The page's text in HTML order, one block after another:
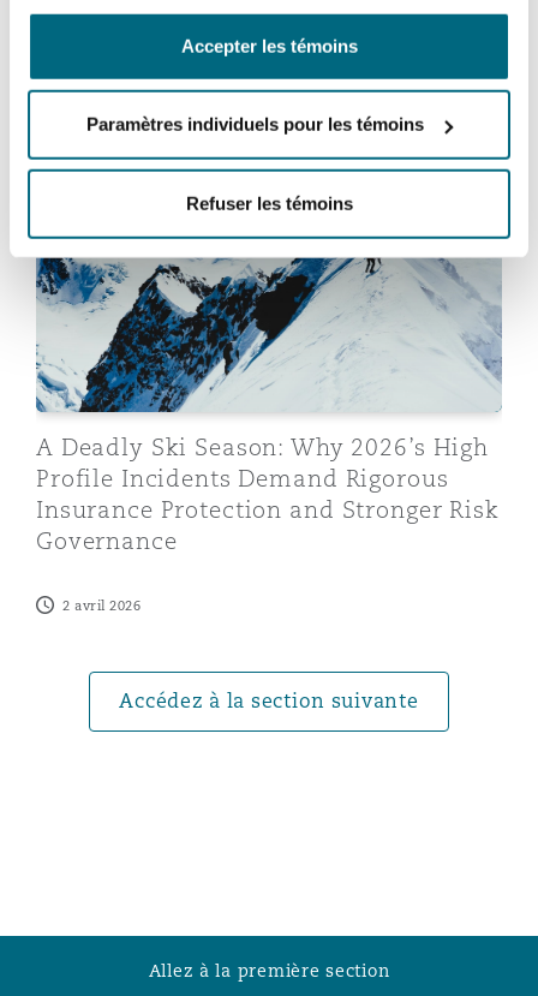
Accepter les témoins
Paramètres individuels pour les témoins
Refuser les témoins
Assurance spécialisée
(D. C.)
2 New Bailey
When illness goes offshore: Defence
strategies for rare pathogen claims at
sea
A Deadly Ski Season: Why 2026’s High Profile
A Deadly Ski Season: Why 2026’s High
Profile Incidents Demand Rigorous
Insurance Protection and Stronger Risk
Governance
2 avril 2026
Accédez à la section suivante
Allez à la première section